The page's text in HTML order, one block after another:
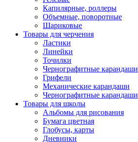
Капилярные, роллеры
Объемные, поворотные
Шариковые
Товары для черчения
Ластики
Линейки
Точилки
Чернографитные карандаши
Грифели
Механические карандаши
Чернографитные карандаши
Товары для школы
Альбомы для рисования
Бумага цветная
Глобусы, карты
Дневники